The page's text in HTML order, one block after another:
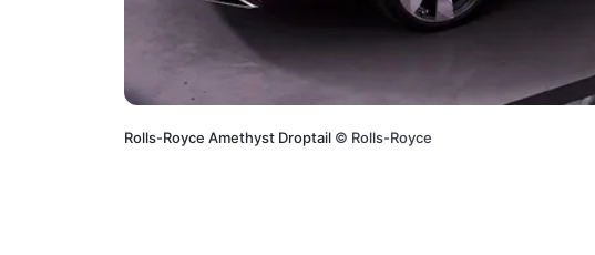
Rolls-Royce Amethyst Droptail © Rolls-Royce